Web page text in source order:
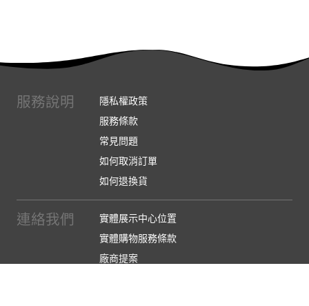
服務說明
隱私權政策
服務條款
常見問題
如何取消訂單
如何退換貨
連絡我們
實體展示中心位置
實體購物服務條款
廠商提案